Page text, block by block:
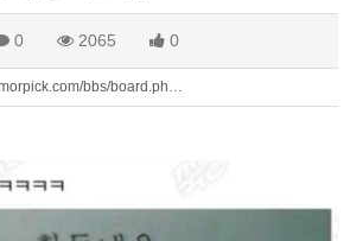
0 2065 0
bbs/board.ph…